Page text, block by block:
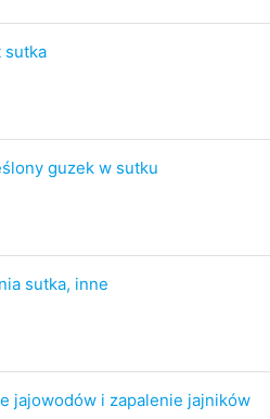
sutka
guzek w sutku
sutka, inne
jajowodów i zapalenie jajników